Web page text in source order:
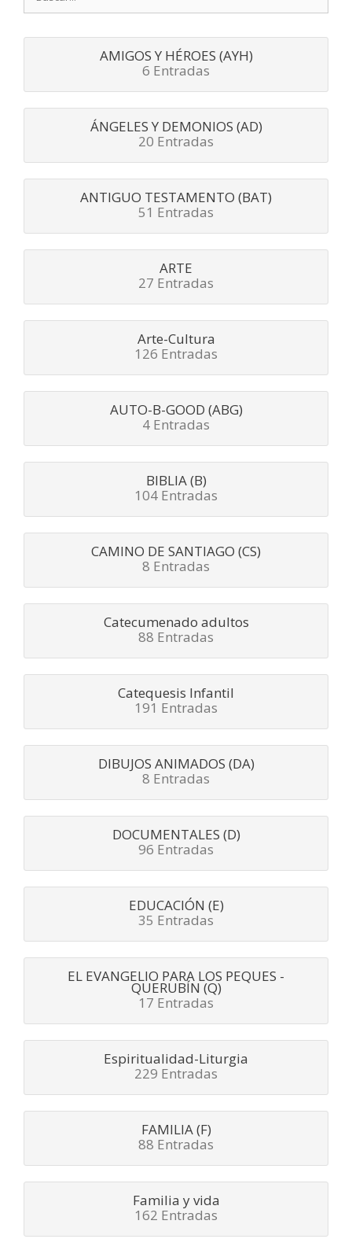
AMIGOS Y HÉROES (AYH)
6 Entradas
ÁNGELES Y DEMONIOS (AD)
20 Entradas
ANTIGUO TESTAMENTO (BAT)
51 Entradas
ARTE
27 Entradas
Arte-Cultura
126 Entradas
AUTO-B-GOOD (ABG)
4 Entradas
BIBLIA (B)
104 Entradas
CAMINO DE SANTIAGO (CS)
8 Entradas
Catecumenado adultos
88 Entradas
Catequesis Infantil
191 Entradas
DIBUJOS ANIMADOS (DA)
8 Entradas
DOCUMENTALES (D)
96 Entradas
EDUCACIÓN (E)
35 Entradas
EL EVANGELIO PARA LOS PEQUES -
QUERUBÍN (Q)
17 Entradas
Espiritualidad-Liturgia
229 Entradas
FAMILIA (F)
88 Entradas
Familia y vida
162 Entradas